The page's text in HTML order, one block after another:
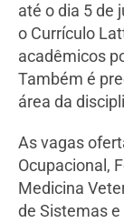
até o dia 5 de
o Currículo
acadêmicos
Também é
área da
As vagas
Ocupacional,
Medicina
de Sistemas